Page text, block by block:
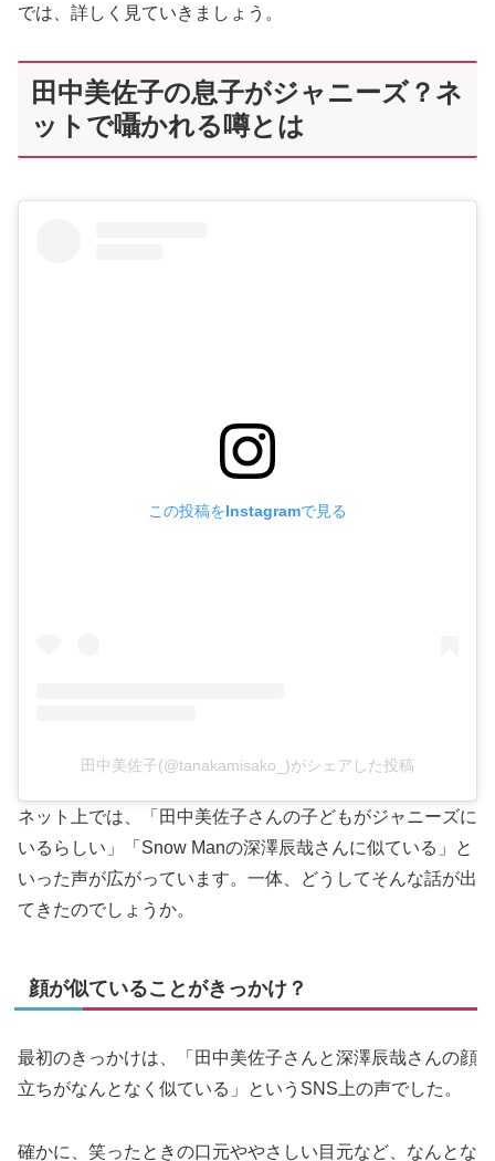
では、詳しく見ていきましょう。
田中美佐子の息子がジャニーズ？ネ
ットで囁かれる噂とは
この投稿をInstagramで見る
田中美佐子(@tanakamisako_)がシェアした投稿
ネット上では、「田中美佐子さんの子どもがジャニーズに
いるらしい」「Snow Manの深澤辰哉さんに似ている」と
いった声が広がっています。一体、どうしてそんな話が出
てきたのでしょうか。
顔が似ていることがきっかけ？
最初のきっかけは、「田中美佐子さんと深澤辰哉さんの顔
立ちがなんとなく似ている」というSNS上の声でした。
確かに、笑ったときの口元ややさしい目元など、なんとな